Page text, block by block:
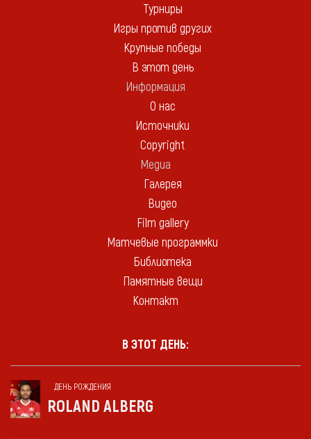
Турниры
Игры против других
Крупные победы
В этот день
Информация
О нас
Источники
Copyright
Медиа
Галерея
Видео
Film gallery
Матчевые программки
Библиотека
Памятные вещи
Контакт
В ЭТОТ ДЕНЬ:
ДЕНЬ РОЖДЕНИЯ
ROLAND ALBERG